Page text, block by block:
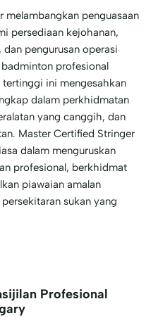
melambangkan penguasaan
persediaan kejohanan,
pengurusan operasi
profesional
ini mengesahkan
dalam perkhidmatan
yang canggih, dan
Master Certified Stringer
dalam menguruskan
profesional, berkhidmat
piawaian amalan
sukan yang
Profesional